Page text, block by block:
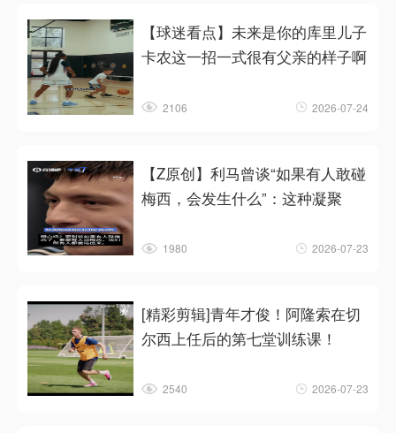
【球迷看点】未来是你的库里儿子
卡农这一招一式很有父亲的样子啊
2106 2026-07-24
【Z原创】利马曾谈“如果有人敢碰
梅西，会发生什么”：这种凝聚
1980 2026-07-23
[精彩剪辑]青年才俊！阿隆索在切
尔西上任后的第七堂训练课！
2540 2026-07-23